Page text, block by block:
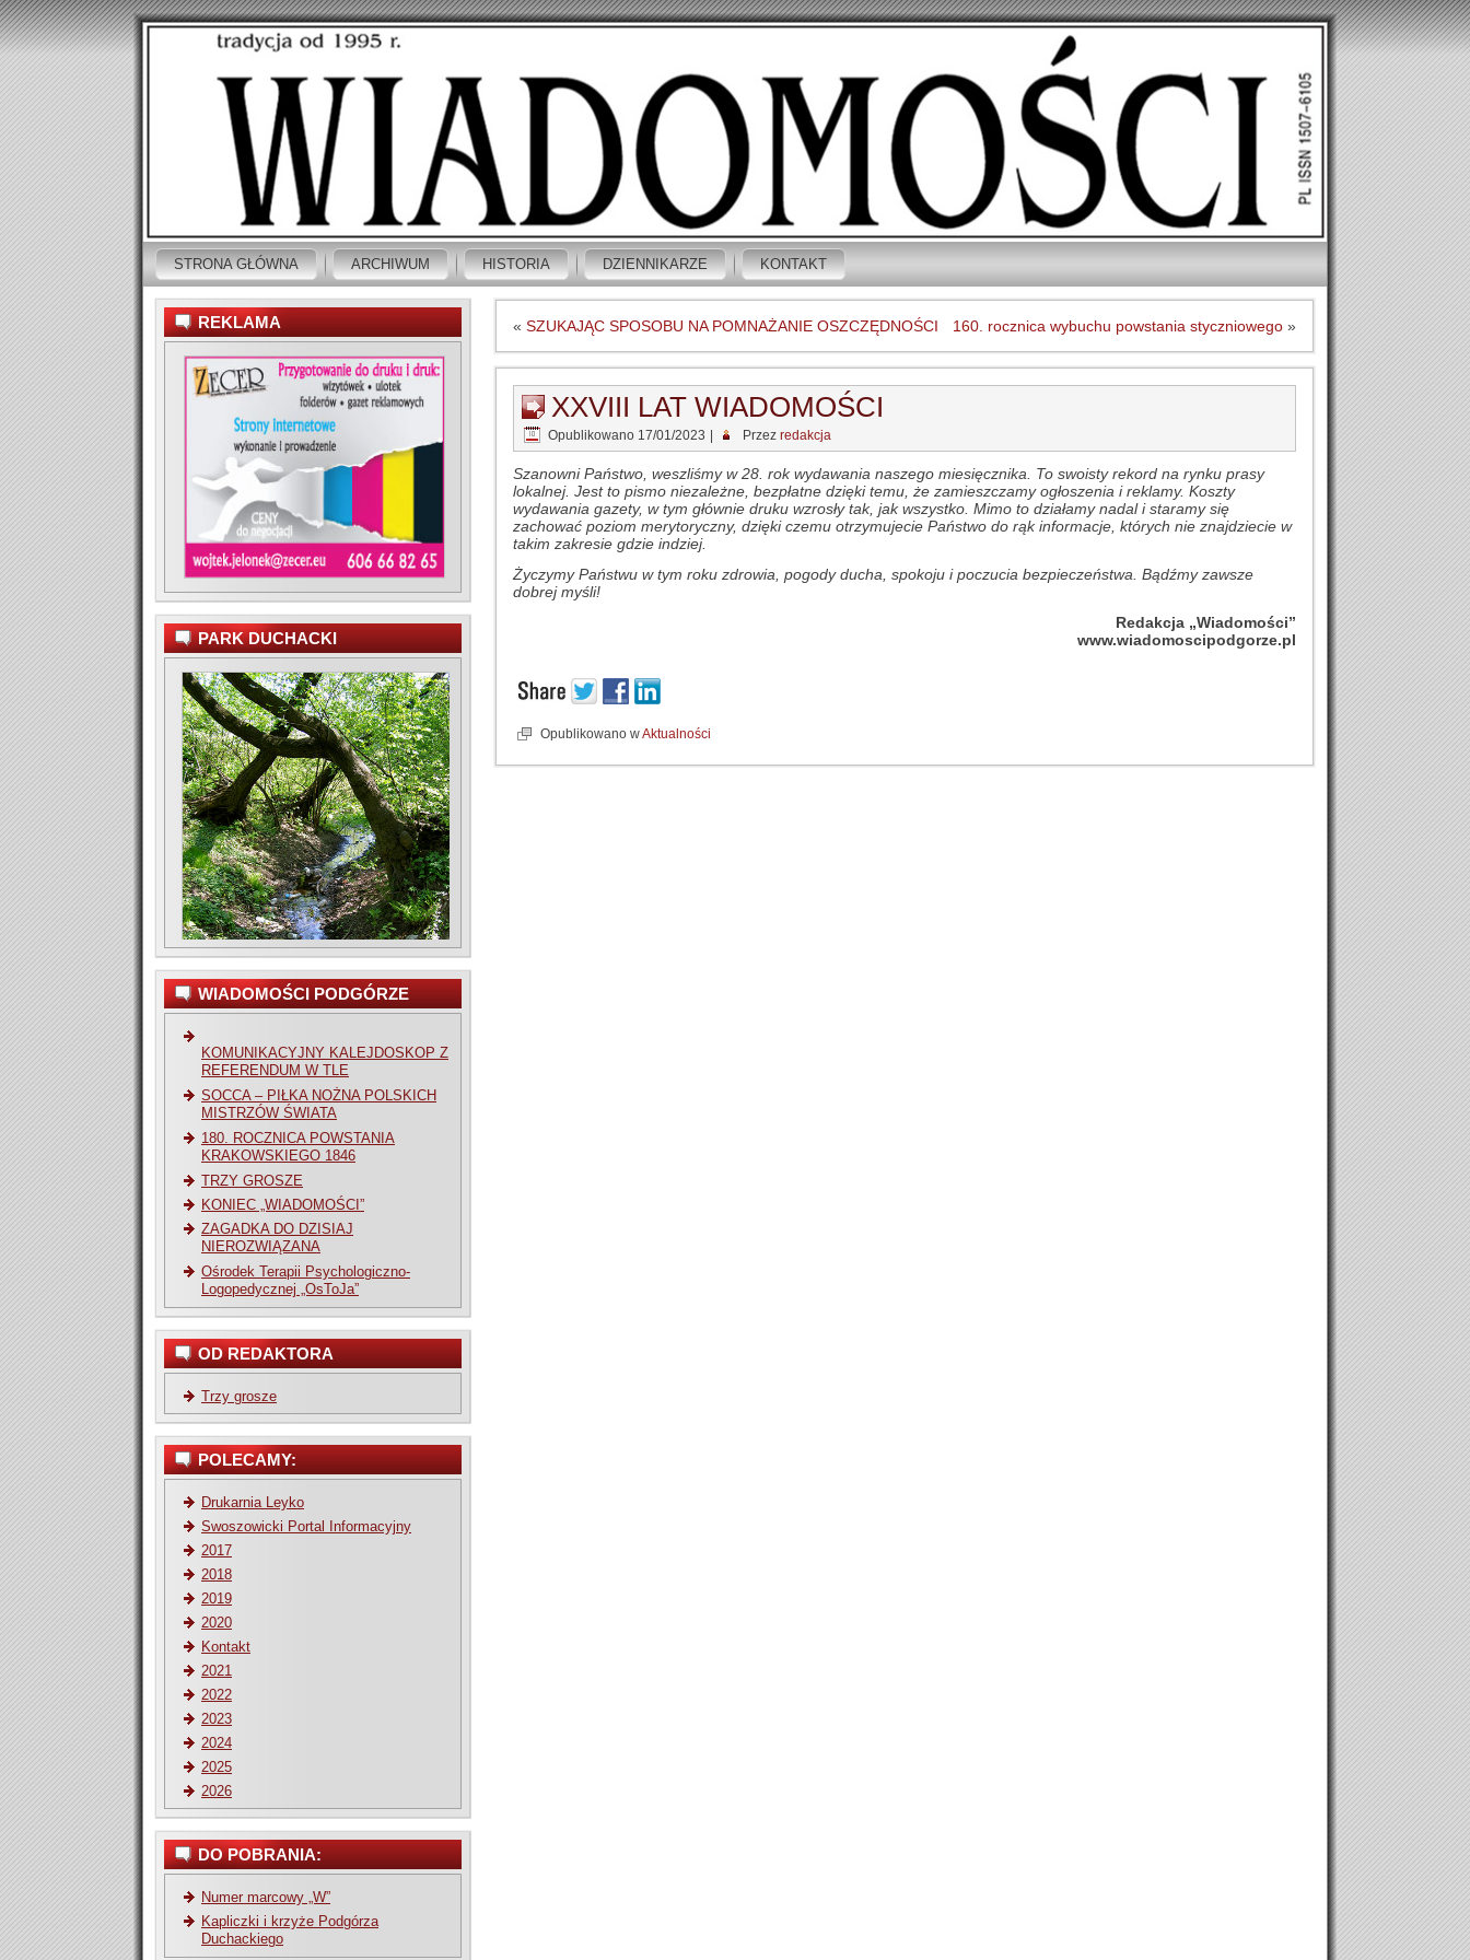
STRONA GŁÓWNA ARCHIWUM HISTORIA DZIENNIKARZE KONTAKT
REKLAMA
PARK DUCHACKI
WIADOMOŚCI PODGÓRZE
KOMUNIKACYJNY KALEJDOSKOP Z
REFERENDUM W TLE
SOCCA – PIŁKA NOŻNA POLSKICH
MISTRZÓW ŚWIATA
180. ROCZNICA POWSTANIA
KRAKOWSKIEGO 1846
TRZY GROSZE
KONIEC „WIADOMOŚCI”
ZAGADKA DO DZISIAJ
NIEROZWIĄZANA
Ośrodek Terapii Psychologiczno-
Logopedycznej „OsToJa”
OD REDAKTORA
Trzy grosze
POLECAMY:
Drukarnia Leyko
Swoszowicki Portal Informacyjny
2017
2018
2019
2020
Kontakt
2021
2022
2023
2024
2025
2026
DO POBRANIA:
Numer marcowy „W”
Kapliczki i krzyże Podgórza
Duchackiego
« SZUKAJĄC SPOSOBU NA POMNAŻANIE OSZCZĘDNOŚCI 160. rocznica wybuchu powstania styczniowego »
XXVIII LAT WIADOMOŚCI
Opublikowano 17/01/2023 Przez redakcja
Szanowni Państwo, weszliśmy w 28. rok wydawania naszego miesięcznika. To swoisty rekord na rynku prasy
lokalnej. Jest to pismo niezależne, bezpłatne dzięki temu, że zamieszczamy ogłoszenia i reklamy. Koszty
wydawania gazety, w tym głównie druku wzrosły tak, jak wszystko. Mimo to działamy nadal i staramy się
zachować poziom merytoryczny, dzięki czemu otrzymujecie Państwo do rąk informacje, których nie znajdziecie w
takim zakresie gdzie indziej.
Życzymy Państwu w tym roku zdrowia, pogody ducha, spokoju i poczucia bezpieczeństwa. Bądźmy zawsze
dobrej myśli!
Redakcja „Wiadomości”
www.wiadomoscipodgorze.pl
Opublikowano wAktualności